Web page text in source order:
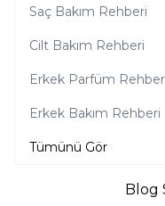
Saç Bakım Rehberi
Cilt Bakım Rehberi
Erkek Parfüm
Erkek Bakım Rehberi
Tümünü Gör
Blog